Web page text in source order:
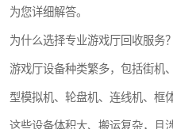
为您详细解答。
为什么选择专业游戏厅回收服务？
游戏厅设备种类繁多，包括街机
型模拟机、轮盘机、连线机、框
这些设备体积大、搬运复杂，且